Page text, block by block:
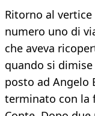
Ritorno al
numero uno di
che aveva
quando si
posto ad Angelo
terminato con la